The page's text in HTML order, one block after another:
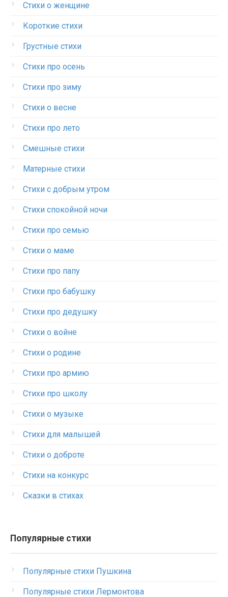
Стихи о женщине
Короткие стихи
Грустные стихи
Стихи про осень
Стихи про зиму
Стихи о весне
Стихи про лето
Смешные стихи
Матерные стихи
Стихи с добрым утром
Стихи спокойной ночи
Стихи про семью
Стихи о маме
Стихи про папу
Стихи про бабушку
Стихи про дедушку
Стихи о войне
Стихи о родине
Стихи про армию
Стихи про школу
Стихи о музыке
Стихи для малышей
Стихи о доброте
Стихи на конкурс
Сказки в стихах
Популярные стихи
Популярные стихи Пушкина
Популярные стихи Лермонтова